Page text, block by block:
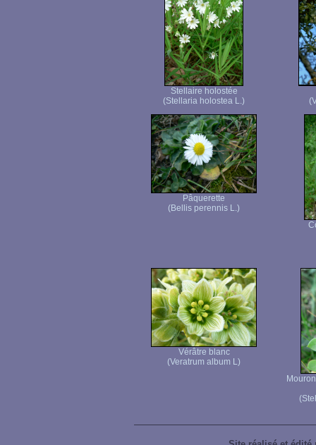
Stellaire holostée
(Stellaria holostea L.)
Pâquerette
(Bellis perennis L.)
Vérâtre blanc
(Veratrum album L)